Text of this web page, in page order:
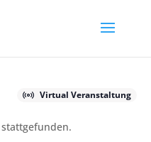
Virtual Veranstaltung